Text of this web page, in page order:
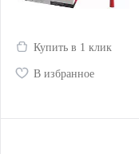
Купить в 1 клик
В избранное